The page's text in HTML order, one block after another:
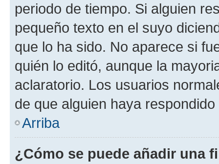
periodo de tiempo. Si alguien
pequeño texto en el suyo
que lo ha sido. No aparece si
quién lo editó, aunque la
aclaratorio. Los usuarios
de que alguien haya
Arriba
¿Cómo se puede añadir una